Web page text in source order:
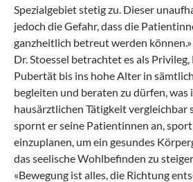
Spezialgebiet stetig zu. Dieser
jedoch die Gefahr, dass die
ganzheitlich betreut werden können.»
Dr. Stoessel betrachtet es als
Pubertät bis ins hohe Alter in
begleiten und beraten zu dürfen,
hausärztlichen Tätigkeit vergleichbar
spornt er seine Patientinnen an,
einzuplanen, um ein gesundes
das seelische Wohlbefinden zu
«Bewegung ist alles, die Richtung